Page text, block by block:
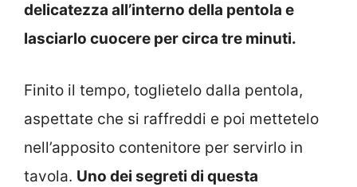
delicatezza all’interno della pentola e
lasciarlo cuocere per circa tre minuti.
Finito il tempo, toglietelo dalla pentola,
aspettate che si raffreddi e poi mettetelo
nell’apposito contenitore per servirlo in
tavola. Uno dei segreti di questa